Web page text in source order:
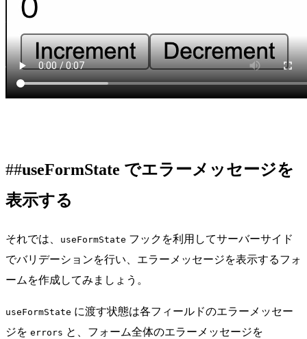
useFormState でエラーメッセージを
表示する
それでは、 useFormState フックを利用してサーバーサイド
でバリデーションを行い、エラーメッセージを表示するフォ
ームを作成してみましょう。
useFormState に渡す状態は各フィールドのエラーメッセー
ジを errors と、フォーム全体のエラーメッセージを